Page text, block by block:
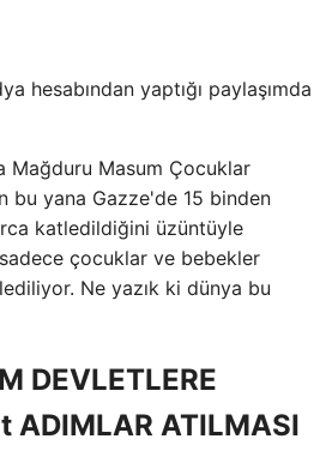
hesabından yaptığı paylaşımda
Mağduru Masum Çocuklar
bu yana Gazze'de 15 binden
katledildiğini üzüntüyle
çocuklar ve bebekler
Ne yazık ki dünya bu
DEVLETLERE
ADIMLAR ATILMASI